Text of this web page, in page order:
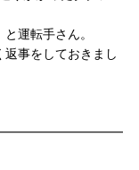
運転手さん。
事をしておきまし